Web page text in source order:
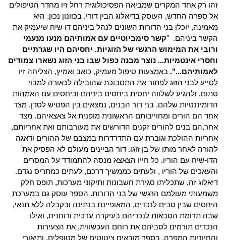
זהו רק אחד המקרים שמביאה הפסיכולוגית רחל זיו מחדר הטיפולים
אל ספרה החדש, העוסק בדיאלוג הבין דורי. בכוונון נכון, היא
מאמינה, יוכלו בני הדורות השונים לנהל ביניהם דו שיח שיעמיק את
הקשר ביניהם. "קשר סימביוטיים עם אמותיהם מנעו מנעמי
ורובי את המימוש הרגשי של הזוגיות. יחסיהם היו שגרתיים
וחסרי אינטמיות... נוצר מבנה כפול שבו בני הזוג נשארו צמודים
לאמותיהם...". באמצעות טיפול מעמיק, כואב ואמיץ, הצליחה זיו
לסייע לבני הזוג לפתור את התסבוכת שהובילה לכאורה למבוי
סתום, ולהגיע לשלווה יחסית ביחסים ביניהם וביחסים עם האמהות
הדומיננטיות שלהם. בני דור הבנים, נמצאים בין הפטיש לסדן. מצד
אחד הם הורים ומחוייבותם הראשונית מופנית אל צאצאיהם. מצד
אחר,הם בנים להורים זקנים הדורשים את מעורבותם ואת אחריותם,
אחריות ההולכת וגוברת עם התדרדרות במצבם של ההורים ודאגה
להורה לאחר מותו של בן זוגו. דור הביינים מעולם לא הפסיק את
הדו-שיח עם הוריו. כל חייו הצאצא מנסה להתמודד על המסרים
והעאכים של הוריו , ולעתים כממשיך דרכם, לעתים כמתריס נגדם.
דיאלוג זה, שתכליתו סגירת חשבונות ותיקוני מערכות, תופס חלק
משמעותי מעולמם הרגשי של בני הדורות. הספר עוסק גם במערכת
היחסים שבין סבים לנכדים, המאופיינת בנתינה ובקבלה ללא תנאי,
שבה תרומת הסבאות לנכדיהם בעיקרה ערכית ורוחנית, ואילו
הנכדים תורמים לסביהם את רוחם העכשווית, את הצעירות
והחיוניות המפרה. בספר מובאים ציטוטים של מטופלים, ותיאורי